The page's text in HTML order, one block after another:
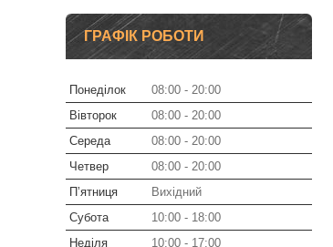
ГРАФІК РОБОТИ
Понеділок 08:00
20:00
Вівторок
08:00
20:00
Середа
08:00
20:00
Четвер
08:00
20:00
Пʼятниця
Вихідний
Субота
10:00
18:00
Неділя
10:00 17:00